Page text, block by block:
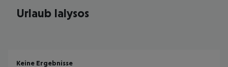
Urlaub Ialysos
Keine Ergebnisse